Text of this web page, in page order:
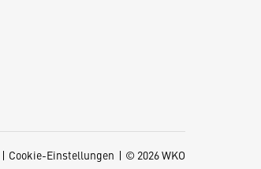
Cookie-Einstellungen © 2026 WKO